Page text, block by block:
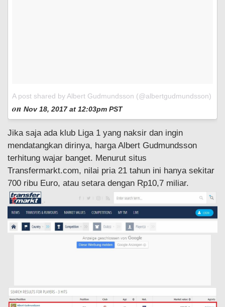
A post shared by Albert Gudmundsson (@albertgudmundsson)
on Nov 18, 2017 at 12:03pm PST
Jika saja ada klub Liga 1 yang naksir dan ingin
mendatangkan dirinya, harga Albert Gudmundsson
terhitung wajar banget. Menurut situs
Transfermarkt.com, nilai pria 21 tahun ini hanya sekitar
700 ribu Euro, atau setara dengan Rp10,7 miliar.